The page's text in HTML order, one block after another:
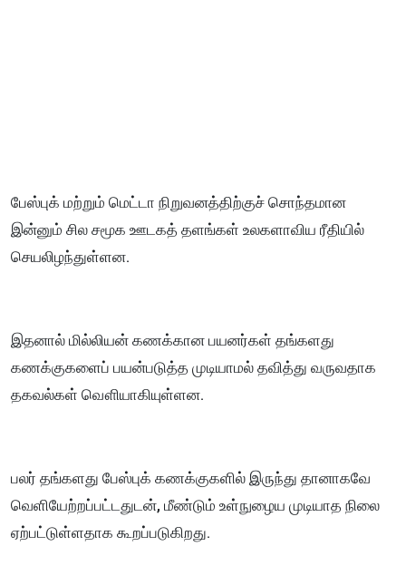
பேஸ்புக் மற்றும் மெட்டா நிறுவனத்திற்குச் சொந்தமான
இன்னும் சில சமூக ஊடகத் தளங்கள் உலகளாவிய ரீதியில்
செயலிழந்துள்ளன.
இதனால் மில்லியன் கணக்கான பயனர்கள் தங்களது
கணக்குகளைப் பயன்படுத்த முடியாமல் தவித்து வருவதாக
தகவல்கள் வௌியாகியுள்ளன.
பலர் தங்களது பேஸ்புக் கணக்குகளில் இருந்து தானாகவே
வெளியேற்றப்பட்டதுடன், மீண்டும் உள்நுழைய முடியாத நிலை
ஏற்பட்டுள்ளதாக கூறப்படுகிறது.